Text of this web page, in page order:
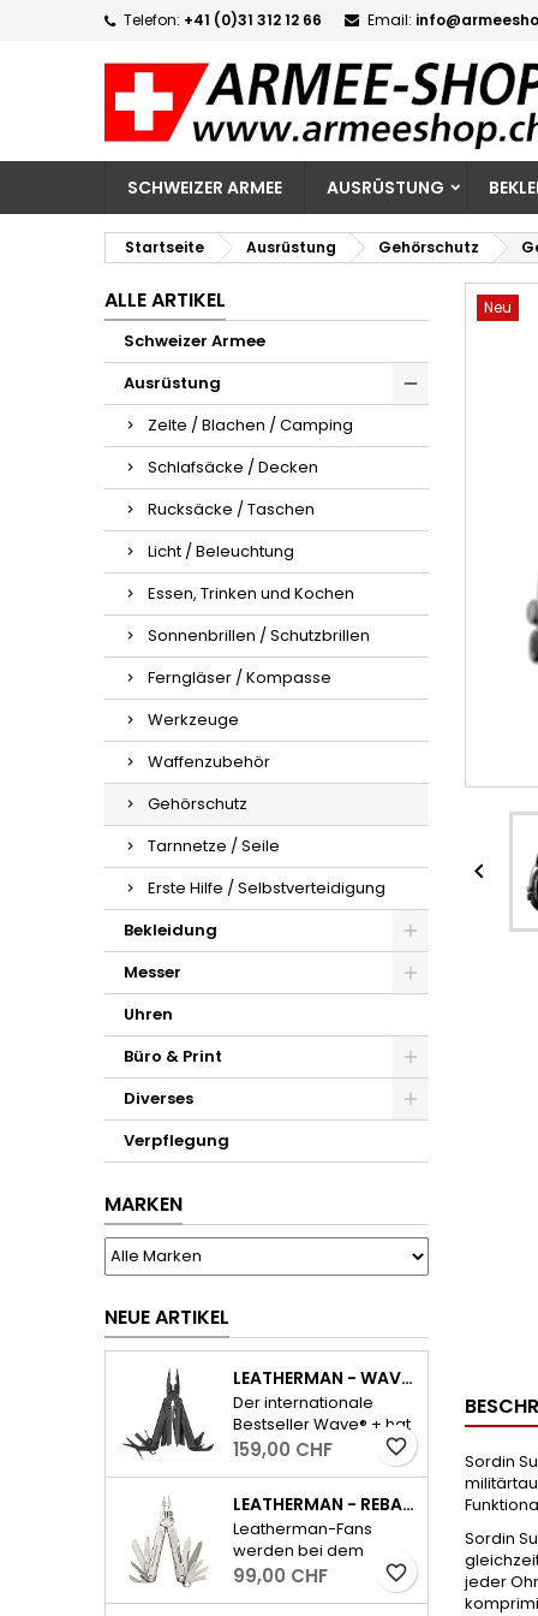
Telefon: +41 (0)31 312 12 66 Email:
SCHWEIZER ARMEE AUSRÜSTUNG
Startseite Ausrüstung Gehörschutz
ALLE ARTIKEL
Schweizer Armee
Ausrüstung
Zelte / Blachen / Camping
Schlafsäcke / Decken
Rucksäcke / Taschen
Licht / Beleuchtung
Essen, Trinken und Kochen
Sonnenbrillen / Schutzbrillen
Ferngläser / Kompasse
Werkzeuge
Waffenzubehör
Gehörschutz
Tarnnetze / Seile
Erste Hilfe / Selbstverteidigung
Bekleidung
Messer
Uhren
Büro & Print
Diverses
Verpflegung
MARKEN
NEUE ARTIKEL
LEATHERMAN - WAVE PLUS INKL. ETUI - SCHWARZ
Der internationale
Bestseller Wave® + hat
alle wichtigen Tools für
den Alltag und dazu
auswechselbaren,
widerstandsfähigen
Drahtschneider.
- Feststellbare
Werkzeuge-
159,00 CHF favorite_border
LEATHERMAN - REBAR - SILBER
Leatherman-Fans
werden bei dem
neuen Rebar sofort die
99,00 CHF favorite_border
Neu

Sordin
Sordin
jeder
add_circle_outline